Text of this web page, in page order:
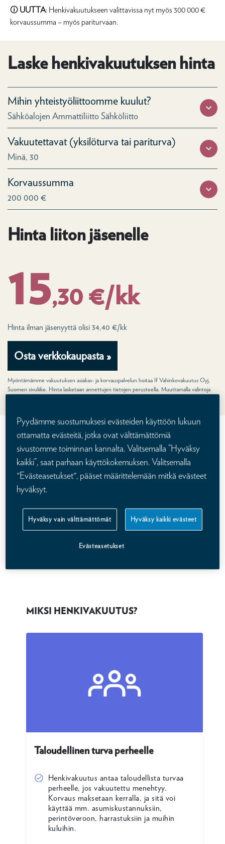
🛈 UUTTA: Henkivakuutukseen valittavissa nyt myös 300 000 €
korvaussumma – myös pariturvaan.
Laske henkivakuutuksen hinta
Mihin yhteistyöliittoomme kuulut?
Sähköalojen Ammattiliitto Sähköliitto
Vakuutettavat (yksilöturva tai pariturva)
Minä, 30
Korvaussumma
200 000 €
Hinta liiton jäsenelle
15,30 €/kk
Hinta ilman jäsenyyttä olisi 34,40 €/kk
Osta verkkokaupasta »
Myöntämämme vakuutuksen asiakas- ja korvauspalvelun hoitaa If Vahinkovakuutus Oyj,
Suomen sivuliike. Hinta lasketaan annettujen tietojen perusteella. Muuttamalla valintoja
Katso videolta lisää Kalevan
henkivakuutuksesta
MIKSI HENKIVAKUUTUS?
Taloudellinen turva perheelle
Henkivakuutus antaa taloudellista turvaa
perheelle, jos vakuutettu menehtyy.
Korvaus maksetaan kerralla, ja sitä voi
käyttää mm. asumiskustannuksiin,
perintöveroon, harrastuksiin ja muihin
kuluihin.
Pyydämme suostumuksesi evästeiden käyttöön lukuun
ottamatta evästeitä, jotka ovat välttämättömiä
sivustomme toiminnan kannalta. Valitsemalla ”Hyväksy
kaikki”, saat parhaan käyttökokemuksen. Valitsemalla
"Evästeasetukset", pääset määrittelemään mitkä evästeet
hyväksyt.
Hyväksy vain välttämättömät Hyväksy kaikki evästeet
Evästeasetukset